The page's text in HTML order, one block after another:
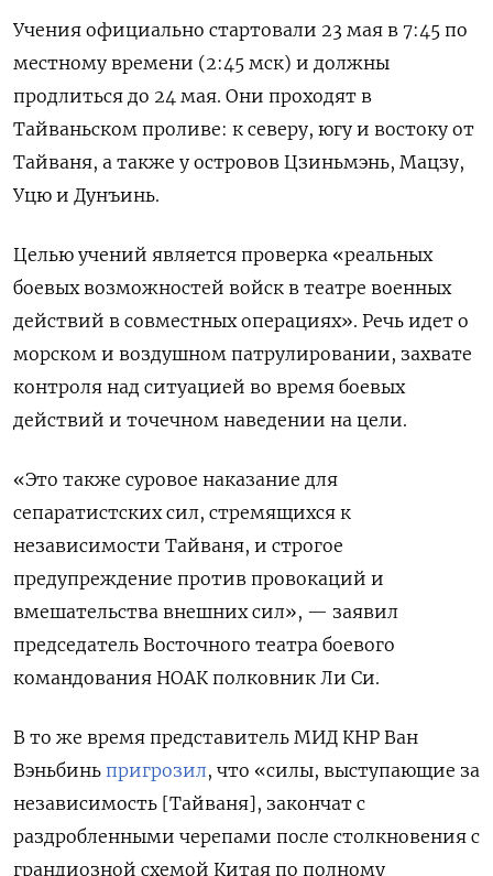
Учения официально стартовали 23 мая в 7:45 по
местному времени (2:45 мск) и должны
продлиться до 24 мая. Они проходят в
Тайваньском проливе: к северу, югу и востоку от
Тайваня, а также у островов Цзиньмэнь, Мацзу,
Уцю и Дунъинь.
Целью учений является проверка «реальных
боевых возможностей войск в театре военных
действий в совместных операциях». Речь идет о
морском и воздушном патрулировании, захвате
контроля над ситуацией во время боевых
действий и точечном наведении на цели.
«Это также суровое наказание для
сепаратистских сил, стремящихся к
независимости Тайваня, и строгое
предупреждение против провокаций и
вмешательства внешних сил», — заявил
председатель Восточного театра боевого
командования НОАК полковник Ли Си.
В то же время представитель МИД КНР Ван
Вэньбинь пригрозил, что «силы, выступающие за
независимость [Тайваня], закончат с
раздробленными черепами после столкновения с
грандиозной схемой Китая по полному